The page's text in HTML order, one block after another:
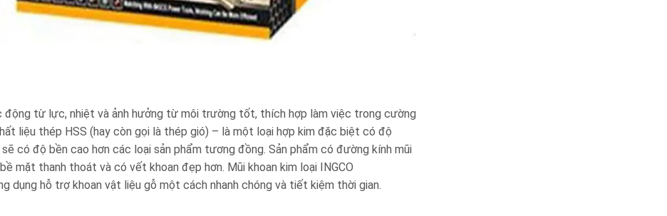
động từ lực, nhiệt và ảnh hưởng từ môi trường tốt, thích hợp làm việc trong cường
liệu thép HSS (hay còn gọi là thép gió) – là một loại hợp kim đặc biệt có độ
có độ bền cao hơn các loại sản phẩm tương đồng. Sản phẩm có đường kính mũi
mặt thanh thoát và có vết khoan đẹp hơn. Mũi khoan kim loại INGCO
dụng hỗ trợ khoan vật liệu gỗ một cách nhanh chóng và tiết kiệm thời gian.